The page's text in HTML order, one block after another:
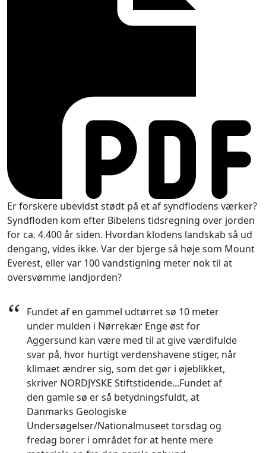
Er forskere ubevidst stødt på et af syndflodens værker?
Syndfloden kom efter Bibelens tidsregning over jorden
for ca. 4.400 år siden. Hvordan klodens landskab så ud
dengang, vides ikke. Var der bjerge så høje som Mount
Everest, eller var 100 vandstigning meter nok til at
oversvømme landjorden?
“ Fundet af en gammel udtørret sø 10 meter
under mulden i Nørrekær Enge øst for
Aggersund kan være med til at give værdifulde
svar på, hvor hurtigt verdenshavene stiger, når
klimaet ændrer sig, som det gør i øjeblikket,
skriver NORDJYSKE Stiftstidende...Fundet af
den gamle sø er så betydningsfuldt, at
Danmarks Geologiske
Undersøgelser/Nationalmuseet torsdag og
fredag borer i området for at hente mere